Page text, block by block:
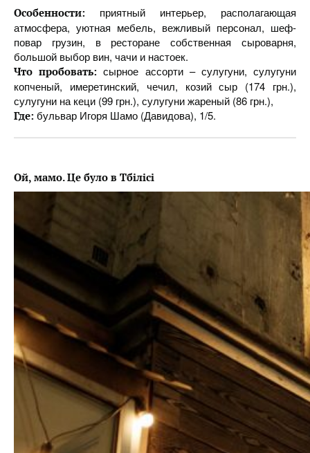
Особенности: приятный интерьер, располагающая
атмосфера, уютная мебель, вежливый персонал, шеф-
повар грузин, в ресторане собственная сыроварня,
большой выбор вин, чачи и настоек.
Что пробовать: сырное ассорти – сулугуни, сулугуни
копченый, имеретинский, чечил, козий сыр (174 грн.),
сулугуни на кеци (99 грн.), сулугуни жареный (86 грн.),
Где: бульвар Игоря Шамо (Давидова), 1/5.
Ой, мамо. Це було в Тбілісі